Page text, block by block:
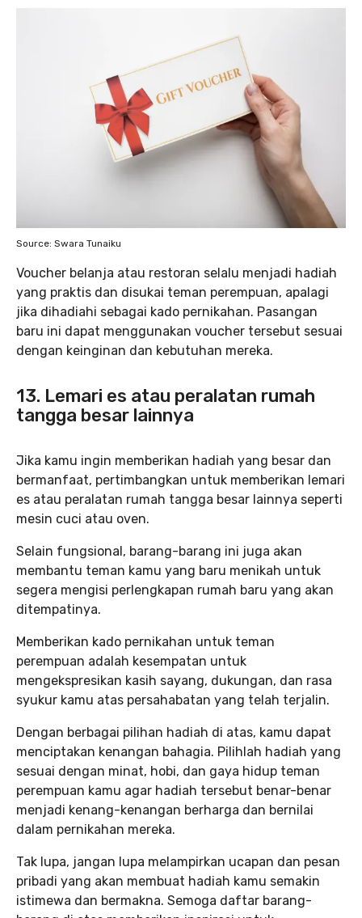
Source: Swara Tunaiku
Voucher belanja atau restoran selalu menjadi hadiah
yang praktis dan disukai teman perempuan, apalagi
jika dihadiahi sebagai kado pernikahan. Pasangan
baru ini dapat menggunakan voucher tersebut sesuai
dengan keinginan dan kebutuhan mereka.
13. Lemari es atau peralatan rumah
tangga besar lainnya
Jika kamu ingin memberikan hadiah yang besar dan
bermanfaat, pertimbangkan untuk memberikan lemari
es atau peralatan rumah tangga besar lainnya seperti
mesin cuci atau oven.
Selain fungsional, barang-barang ini juga akan
membantu teman kamu yang baru menikah untuk
segera mengisi perlengkapan rumah baru yang akan
ditempatinya.
Memberikan kado pernikahan untuk teman
perempuan adalah kesempatan untuk
mengekspresikan kasih sayang, dukungan, dan rasa
syukur kamu atas persahabatan yang telah terjalin.
Dengan berbagai pilihan hadiah di atas, kamu dapat
menciptakan kenangan bahagia. Pilihlah hadiah yang
sesuai dengan minat, hobi, dan gaya hidup teman
perempuan kamu agar hadiah tersebut benar-benar
menjadi kenang-kenangan berharga dan bernilai
dalam pernikahan mereka.
Tak lupa, jangan lupa melampirkan ucapan dan pesan
pribadi yang akan membuat hadiah kamu semakin
istimewa dan bermakna. Semoga daftar barang-